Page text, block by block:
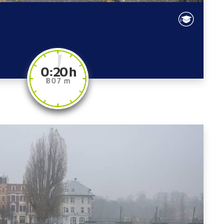
0:20 h
807 m